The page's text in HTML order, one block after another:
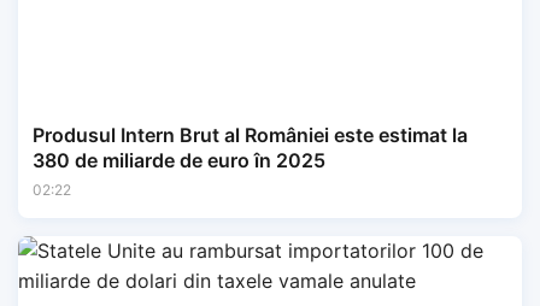
Produsul Intern Brut al României este estimat la
380 de miliarde de euro în 2025
02:22